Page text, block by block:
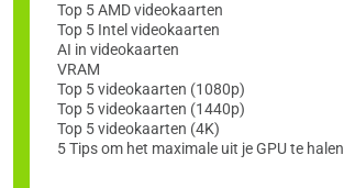
Top 5 AMD videokaarten
Top 5 Intel videokaarten
AI in videokaarten
VRAM
Top 5 videokaarten (1080p)
Top 5 videokaarten (1440p)
Top 5 videokaarten (4K)
5 Tips om het maximale uit je GPU te halen